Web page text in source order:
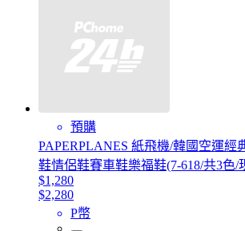
預購
PAPERPLANES 紙飛機/韓國空運經
鞋情侶鞋賽車鞋樂福鞋(7-618/共3色/
$1,280
$2,280
P幣